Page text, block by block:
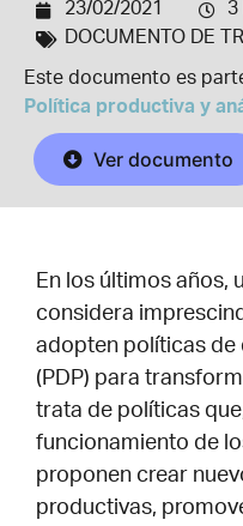
Ver documento
Este documento es
Política productiva y
23/02/2021
3
DOCUMENTO DE
En los últimos años,
considera
adopten políticas
(PDP) para
trata de políticas
funcionamiento de
proponen crear
productivas,